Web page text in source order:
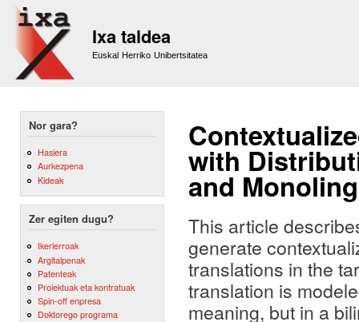
Ixa taldea
Euskal Herriko Unibertsitatea
Nor gara?
Hasiera
Aurkezpena
Kideak
Zer egiten dugu?
Ikerlerroak
Argitalpenak
Patenteak
Proiektuak eta kontratuak
Spin-off enpresa
Doktorego programa
with
and
This article
generate
translations in the
translation is
meaning, but in a